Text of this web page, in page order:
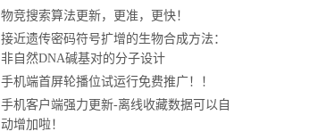
物竞搜索算法更新，更准，更快！
接近遗传密码符号扩增的生物合成方法：
非自然DNA碱基对的分子设计
手机端首屏轮播位试运行免费推广！！
手机客户端强力更新-离线收藏数据可以自
动增加啦！